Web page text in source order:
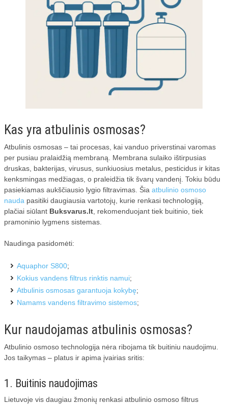
Kas yra atbulinis osmosas?
Atbulinis osmosas – tai procesas, kai vanduo priverstinai varomas
per pusiau pralaidžią membraną. Membrana sulaiko ištirpusias
druskas, bakterijas, virusus, sunkiuosius metalus, pesticidus ir kitas
kenksmingas medžiagas, o praleidžia tik švarų vandenį. Tokiu būdu
pasiekiamas aukščiausio lygio filtravimas. Šia atbulinio osmoso
nauda pasitiki daugiausia vartotojų, kurie renkasi technologiją,
plačiai siūlant Buksvarus.lt , rekomenduojant tiek buitinio, tiek
pramoninio lygmens sistemas.
Naudinga pasidomėti:
Aquaphor S800;
Kokius vandens filtrus rinktis namui;
Atbulinis osmosas garantuoja kokybę;
Namams vandens filtravimo sistemos;
Kur naudojamas atbulinis osmosas?
Atbulinio osmoso technologija nėra ribojama tik buitiniu naudojimu.
Jos taikymas – platus ir apima įvairias sritis:
1. Buitinis naudojimas
Lietuvoje vis daugiau žmonių renkasi atbulinio osmoso filtrus